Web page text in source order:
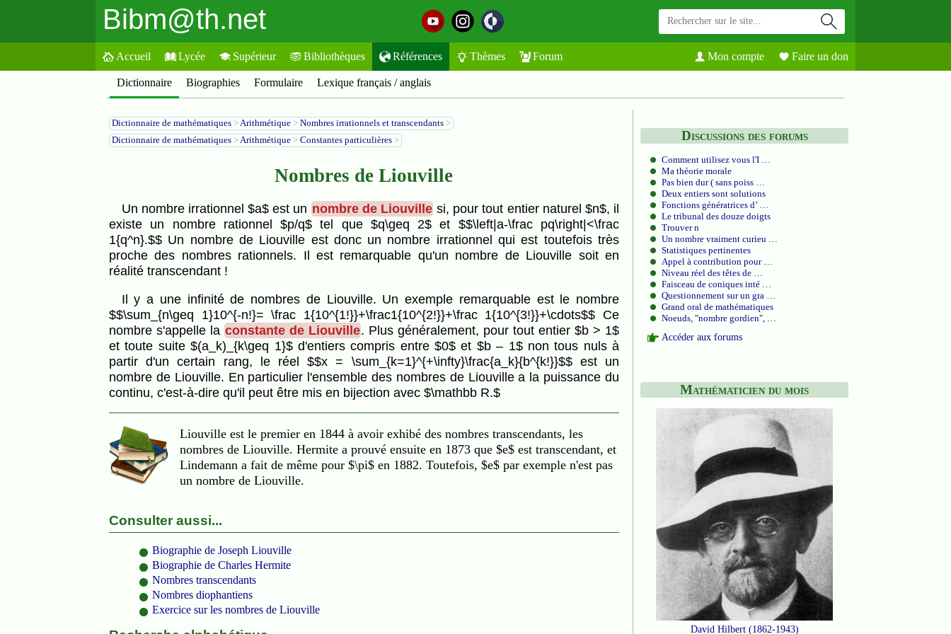
Bibm@th.net
Accueil Lycée Supérieur Bibliothèques Références Thèmes Forum Mon compte Faire un don
Dictionnaire Biographies Formulaire Lexique français / anglais
Dictionnaire de mathématiques >Arithmétique > Nombres irrationnels et transcendants >
Dictionnaire de mathématiques >Arithmétique > Constantes particulières >
Nombres de Liouville
Un nombre irrationnel $a$ est un nombre de Liouville si, pour tout entier naturel $n$, il
existe un nombre rationnel $p/q$ tel que $q\geq 2$ et $$\left|a-\frac pq\right|<\frac
1{q^n}.$$ Un nombre de Liouville est donc un nombre irrationnel qui est toutefois très
proche des nombres rationnels. Il est remarquable qu'un nombre de Liouville soit en
réalité transcendant !
Il y a une infinité de nombres de Liouville. Un exemple remarquable est le nombre
$$\sum_{n\geq 1}10^{-n!}= \frac 1{10^{1!}}+\frac1{10^{2!}}+\frac 1{10^{3!}}+\cdots$$ Ce
nombre s'appelle la constante de Liouville. Plus généralement, pour tout entier $b > 1$
et toute suite $(a_k)_{k\geq 1}$ d'entiers compris entre $0$ et $b – 1$ non tous nuls à
partir d'un certain rang, le réel $$x = \sum_{k=1}^{+\infty}\frac{a_k}{b^{k!}}$$ est un
nombre de Liouville. En particulier l'ensemble des nombres de Liouville a la puissance du
continu, c'est-à-dire qu'il peut être mis en bijection avec $\mathbb R.$
Liouville est le premier en 1844 à avoir exhibé des nombres transcendants, les
nombres de Liouville. Hermite a prouvé ensuite en 1873 que $e$ est transcendant, et
Lindemann a fait de même pour $\pi$ en 1882. Toutefois, $e$ par exemple n'est pas
un nombre de Liouville.
Consulter aussi...
Biographie de Joseph Liouville
Biographie de Charles Hermite
Nombres transcendants
Nombres diophantiens
Exercice sur les nombres de Liouville
Discussions des forums
Comment utilisez vous l'I …
Ma théorie morale
Pas bien dur ( sans poiss …
Deux entiers sont solutions
Fonctions génératrices d’ …
Le tribunal des douze doigts
Trouver n
Un nombre vraiment curieu …
Statistiques pertinentes
Appel à contribution pour …
Niveau réel des têtes de …
Faisceau de coniques inté …
Questionnement sur un gra …
Grand oral de mathématiques
Noeuds, "nombre gordien", …
Accéder aux forums
Mathématicien du mois
David Hilbert (1862-1943)